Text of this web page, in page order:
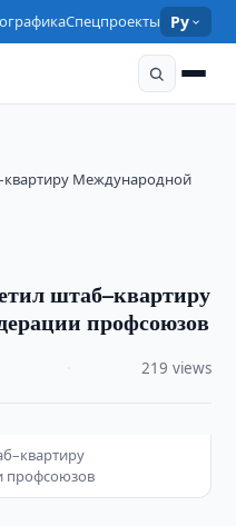
Спецпроекты Ру
Международной
штаб–квартиру
профсоюзов
219 views
профсоюзов